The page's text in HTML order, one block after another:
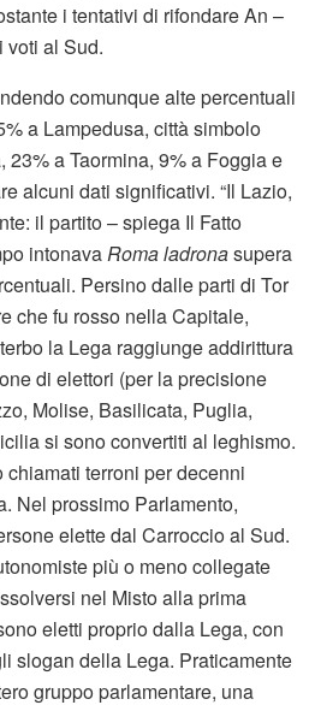
i tentativi di rifondare An –
voti al Sud.
comunque alte percentuali
a Lampedusa, città simbolo
a Taormina, 9% a Foggia e
alcuni dati significativi. “Il Lazio,
il partito – spiega Il Fatto
intonavaRoma ladronasupera
Persino dalle parti di Tor
che fu rosso nella Capitale,
la Lega raggiunge addirittura
di elettori (per la precisione
Molise, Basilicata, Puglia,
si sono convertiti al leghismo.
terroni per decenni
Nel prossimo Parlamento,
elette dal Carroccio al Sud.
più o meno collegate
nel Misto alla prima
eletti proprio dalla Lega, con
slogan della Lega. Praticamente
gruppo parlamentare, una